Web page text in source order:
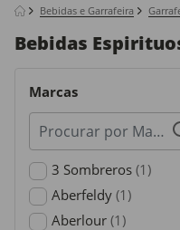
Bebidas e Garrafeira
Bebidas
Marcas
por
marcas3 Sombreros (1)
Refine by Marcas: 3
Aberfeldy (1)
Refine by Marcas:
Aberlour (1)